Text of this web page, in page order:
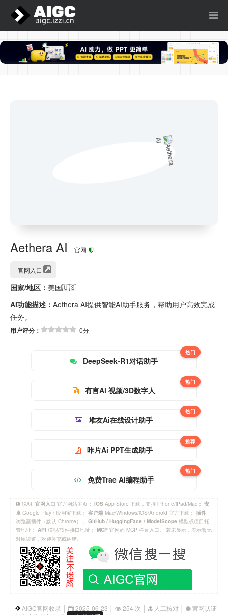
Aethera AI 官网
官网入口
国家/地区： 美国🇺🇸
AI功能描述： Aethera AI提供智能AI助手服务，帮助用户高效完成
任务。
用户评分： 0分
DeepSeek-R1对话助手
热门
有言Ai 视频/3D数字人
热门
堆友Ai在线设计助手
热门
咔片Ai PPT生成助手
推荐
免费Trae Ai编程助手
热门
说明: 官网入口 官方网站主页； IOS App Store 下载，支持 iPhone/iPad/Mac； 安
卓 Google Play / 应用宝下载； 客户端 Mac/Windows/iOS/Android 官方下载； 插件
浏览器插件（默认 Chrome）； GitHub / HuggingFace / ModelScope 模型或项目托
管地址； API 模型/软件接口地址； MCP 官网的 MCP 栏目入口。 若未显示，表示暂无
对应渠道，欢迎补充或纠错。
AIGC官网收录 │ 2025-06-23 │ 254 次 │ 人工核对 │
官网认证